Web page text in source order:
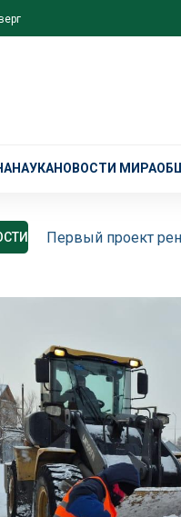
НАУКАНОВОСТИ МИРА
Первый проект